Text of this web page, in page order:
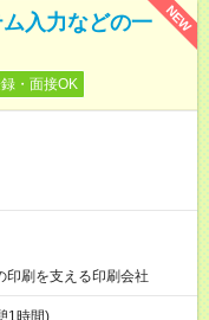
NEW
ム入力などの一
・面接OK
印刷を支える印刷会社
1時間)